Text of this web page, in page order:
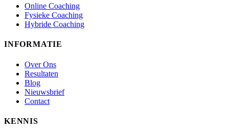
Online Coaching
Fysieke Coaching
Hybride Coaching
INFORMATIE
Over Ons
Resultaten
Blog
Nieuwsbrief
Contact
KENNIS